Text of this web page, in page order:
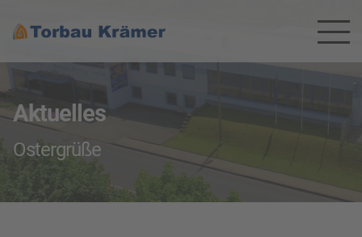
Aktuelles
Ostergrüße